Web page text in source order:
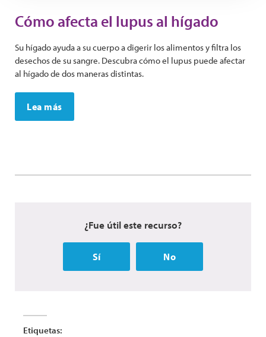
Cómo afecta el lupus al hígado
Su hígado ayuda a su cuerpo a digerir los alimentos y filtra los
desechos de su sangre. Descubra cómo el lupus puede afectar
al hígado de dos maneras distintas.
Lea más
¿Fue útil este recurso?
Sí No
Etiquetas: